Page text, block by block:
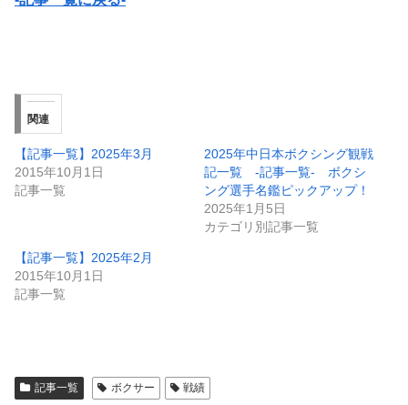
関連
【記事一覧】2025年3月
2015年10月1日
記事一覧
2025年中日本ボクシング観戦
記一覧 -記事一覧- ボクシ
ング選手名鑑ピックアップ！
2025年1月5日
カテゴリ別記事一覧
【記事一覧】2025年2月
2015年10月1日
記事一覧
記事一覧 ボクサー 戦績